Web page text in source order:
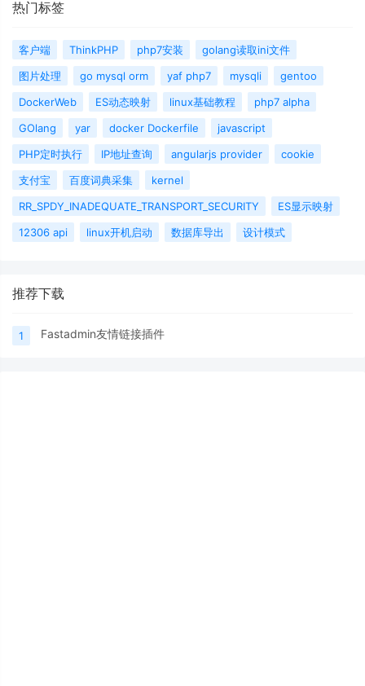
热门标签
客户端 ThinkPHP php7安装
golang读取ini文件
图片处理
go mysql orm yaf php7 mysqli
gentoo
DockerWeb
ES动态映射 linux基础教程
php7 alpha
GOlang
yar docker Dockerfile
javascript
PHP定时执行
IP地址查询 angularjs provider
cookie
支付宝
百度词典采集
kernel
RR_SPDY_INADEQUATE_TRANSPORT_SECURITY
ES显示映射
12306 api
linux开机启动 数据库导出 设计模式
推荐下载
1 Fastadmin友情链接插件